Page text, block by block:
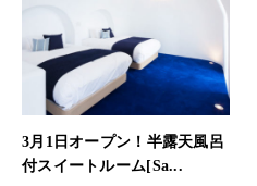
3月1日オープン！半露天風呂
付スイートルーム[Sa...